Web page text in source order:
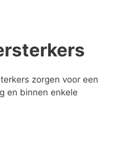
zorgen voor een
en binnen enkele